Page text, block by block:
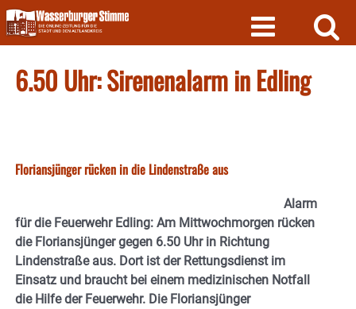
Skip
to
content
6.50 Uhr: Sirenenalarm in Edling
Floriansjünger rücken in die Lindenstraße aus
Alarm
für die Feuerwehr Edling: Am Mittwochmorgen rücken
die Floriansjünger gegen 6.50 Uhr in Richtung
Lindenstraße aus. Dort ist der Rettungsdienst im
Einsatz und braucht bei einem medizinischen Notfall
die Hilfe der Feuerwehr. Die Floriansjünger